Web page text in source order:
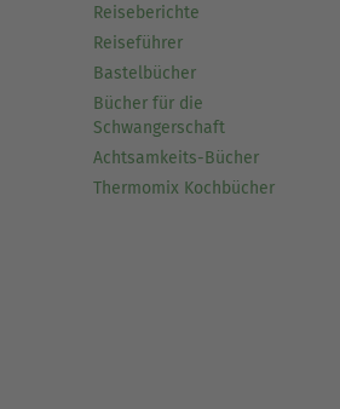
Reiseberichte
Reiseführer
Bastelbücher
Bücher für die
Schwangerschaft
Achtsamkeits-Bücher
Thermomix Kochbücher